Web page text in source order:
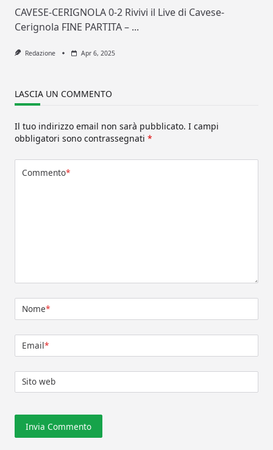
CAVESE-CERIGNOLA 0-2 Rivivi il Live di Cavese-
Cerignola FINE PARTITA – ...
Redazione Apr 6, 2025
LASCIA UN COMMENTO
Il tuo indirizzo email non sarà pubblicato. I campi
obbligatori sono contrassegnati *
Commento*
Nome*
Email*
Sito web